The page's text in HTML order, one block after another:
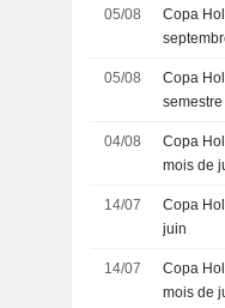
05/08
Copa
05/08
Copa
04/08
Copa
mois de
14/07
Copa
juin
14/07
Copa
mois de